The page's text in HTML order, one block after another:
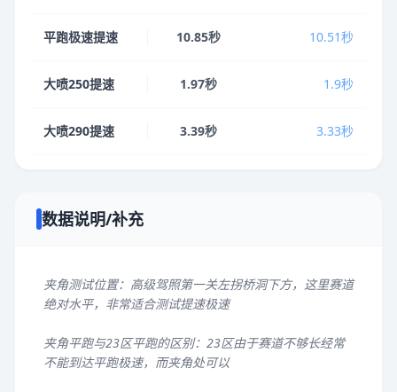
平跑极速提速 10.85秒 10.51秒
大喷250提速 1.97秒 1.9秒
大喷290提速 3.39秒 3.33秒
数据说明/补充
夹角测试位置：高级驾照第一关左拐桥洞下方，这里赛道
绝对水平，非常适合测试提速极速
夹角平跑与23区平跑的区别：23区由于赛道不够长经常
不能到达平跑极速，而夹角处可以